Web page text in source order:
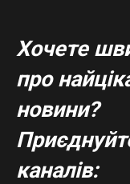
Хочете
про
новини?
каналів: